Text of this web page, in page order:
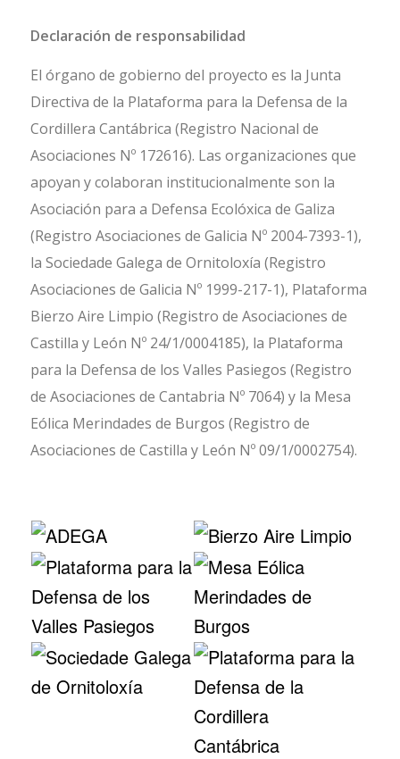
Declaración de responsabilidad
El órgano de gobierno del proyecto es la Junta
Directiva de la Plataforma para la Defensa de la
Cordillera Cantábrica (Registro Nacional de
Asociaciones Nº 172616). Las organizaciones que
apoyan y colaboran institucionalmente son la
Asociación para a Defensa Ecolóxica de Galiza
(Registro Asociaciones de Galicia Nº 2004-7393-1),
la Sociedade Galega de Ornitoloxía (Registro
Asociaciones de Galicia Nº 1999-217-1), Plataforma
Bierzo Aire Limpio (Registro de Asociaciones de
Castilla y León Nº 24/1/0004185), la Plataforma
para la Defensa de los Valles Pasiegos (Registro
de Asociaciones de Cantabria Nº 7064) y la Mesa
Eólica Merindades de Burgos (Registro de
Asociaciones de Castilla y León Nº 09/1/0002754).